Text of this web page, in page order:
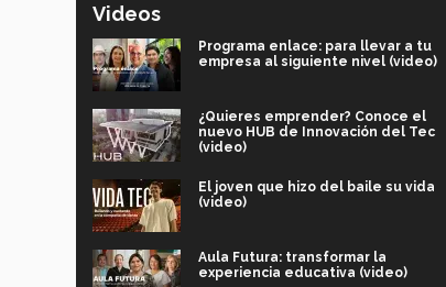
Videos
Programa enlace: para llevar a tu
empresa al siguiente nivel (video)
¿Quieres emprender? Conoce el
nuevo HUB de Innovación del Tec
(video)
El joven que hizo del baile su vida
(video)
Aula Futura: transformar la
experiencia educativa (video)